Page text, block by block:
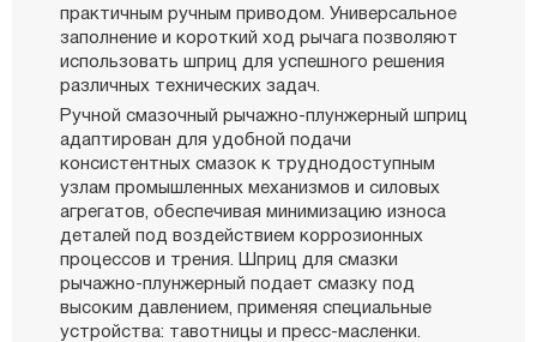
практичным ручным приводом. Универсальное
заполнение и короткий ход рычага позволяют
использовать шприц для успешного решения
различных технических задач.
Ручной смазочный рычажно-плунжерный шприц
адаптирован для удобной подачи
консистентных смазок к труднодоступным
узлам промышленных механизмов и силовых
агрегатов, обеспечивая минимизацию износа
деталей под воздействием коррозионных
процессов и трения. Шприц для смазки
рычажно-плунжерный подает смазку под
высоким давлением, применяя специальные
устройства: тавотницы и пресс-масленки.